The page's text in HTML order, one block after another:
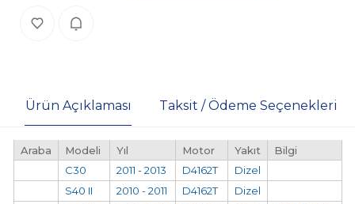
Ürün Açıklaması Taksit / Ödeme Seçenekleri
Araba Modeli Yıl Motor Yakıt
Bilgi
C30
2011 - 2013 D4162T
Dizel
S40 II
2010 - 2011 D4162T
Dizel